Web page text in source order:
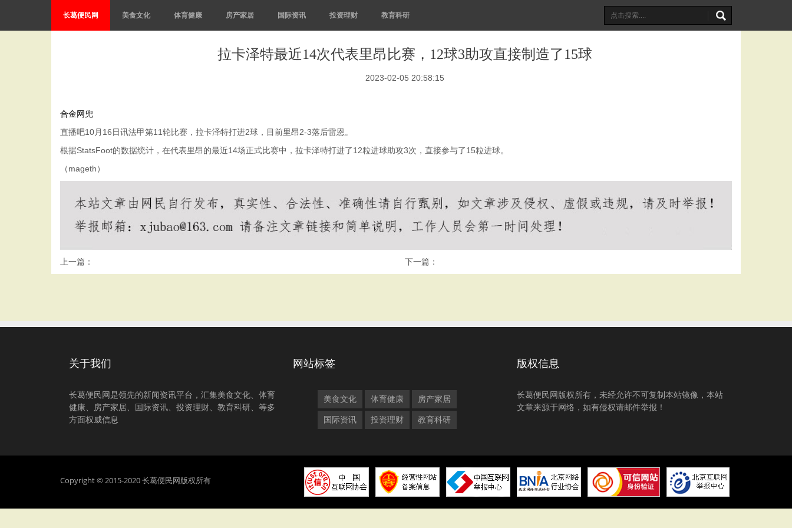
长葛便民网 美食文化 体育健康 房产家居 国际资讯 投资理财 教育科研
拉卡泽特最近14次代表里昂比赛，12球3助攻直接制造了15球
2023-02-05 20:58:15
合金网兜
直播吧10月16日讯法甲第11轮比赛，拉卡泽特打进2球，目前里昂2-3落后雷恩。
根据StatsFoot的数据统计，在代表里昂的最近14场正式比赛中，拉卡泽特打进了12粒进球助攻3次，直接参与了15粒进球。
（mageth）
上一篇： 下一篇：
关于我们
长葛便民网是领先的新闻资讯平台，汇集美食文化、体育
健康、房产家居、国际资讯、投资理财、教育科研、等多
方面权威信息
网站标签
美食文化 体育健康 房产家居
国际资讯 投资理财 教育科研
版权信息
长葛便民网版权所有，未经允许不可复制本站镜像，本站
文章来源于网络，如有侵权请邮件举报！
Copyright © 2015-2020 长葛便民网版权所有